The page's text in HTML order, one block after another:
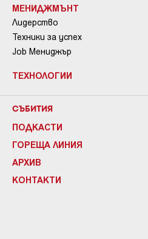
МЕНИДЖМЪНТ
Лидерство
Техники за успех
Job Мениджър
ТЕХНОЛОГИИ
СЪБИТИЯ
ПОДКАСТИ
ГОРЕЩА ЛИНИЯ
АРХИВ
КОНТАКТИ